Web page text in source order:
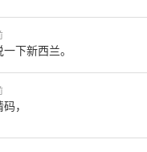
下新西兰。
，